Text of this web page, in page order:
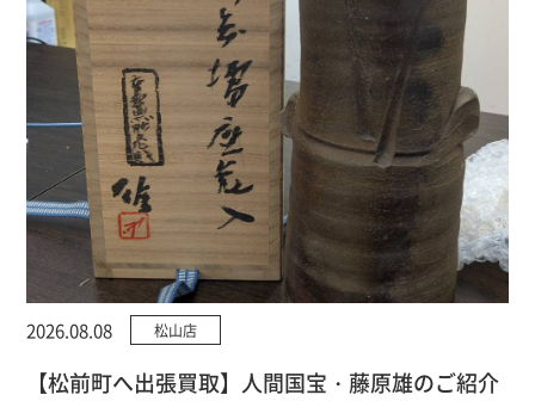
2026.08.08 松山店
【松前町へ出張買取】人間国宝・藤原雄のご紹介